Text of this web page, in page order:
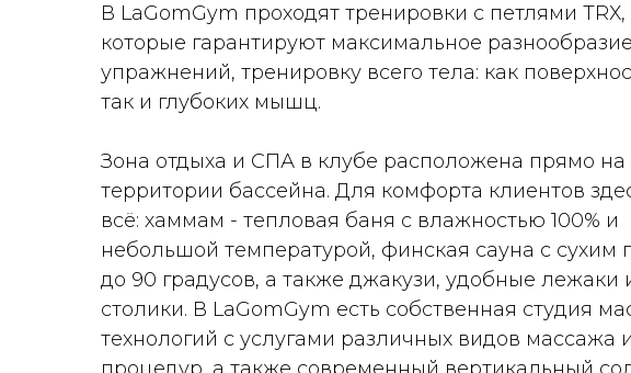
В LaGomGym проходят тренировки с петлями ТRХ,
которые гарантируют максимальное разнообразие
упражнений, тренировку всего тела: как
так и глубоких мышц.
Зона отдыха и СПА в клубе расположена прямо на
территории бассейна. Для комфорта клиентов
всё: хаммам - тепловая баня с влажностью 100% и
небольшой температурой, финская сауна с сухим
до 90 градусов, а также джакузи, удобные лежаки
столики. В LaGomGym есть собственная студия
технологий с услугами различных видов массажа